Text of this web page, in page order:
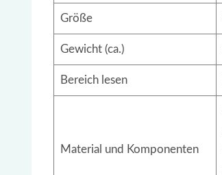
Größe
Gewicht (ca.)
Bereich lesen
Material und Komponenten